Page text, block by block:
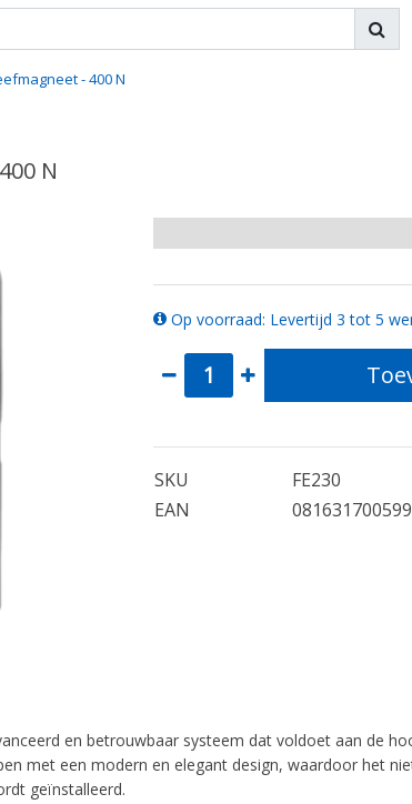
- 400 N
N
Op voorraad: Levertijd 3 tot 5
SKU
FE230
EAN
en betrouwbaar systeem dat voldoet aan de
met een modern en elegant design, waardoor het
geïnstalleerd.